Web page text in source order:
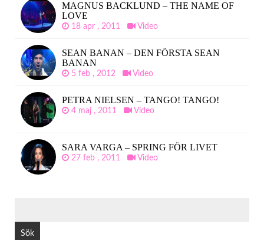
MAGNUS BACKLUND – THE NAME OF
LOVE
18 apr , 2011 Video
SEAN BANAN – DEN FÖRSTA SEAN
BANAN
5 feb , 2012 Video
PETRA NIELSEN – TANGO! TANGO!
4 maj , 2011 Video
SARA VARGA – SPRING FÖR LIVET
27 feb , 2011 Video